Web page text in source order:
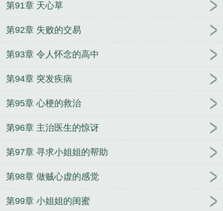
第91章 天心草
第92章 失败的交易
第93章 令人怀念的高中
第94章 突发疾病
第95章 心梗的救治
第96章 主治医生的惊讶
第97章 寻求小姐姐的帮助
第98章 做贼心虚的感觉
第99章 小姐姐的闺蜜